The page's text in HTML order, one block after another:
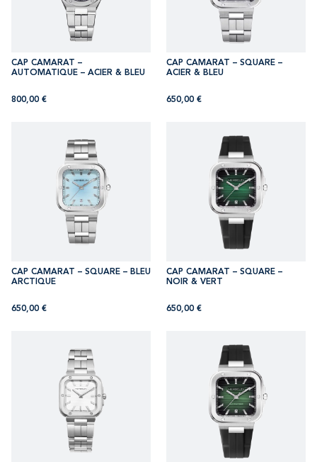
CAP CAMARAT –
AUTOMATIQUE – ACIER & BLEU
800,00 €
CAP CAMARAT – SQUARE –
ACIER & BLEU
650,00 €
CAP CAMARAT – SQUARE – BLEU
ARCTIQUE
650,00 €
CAP CAMARAT – SQUARE –
NOIR & VERT
650,00 €